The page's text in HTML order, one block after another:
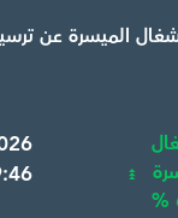
الميسرة عن